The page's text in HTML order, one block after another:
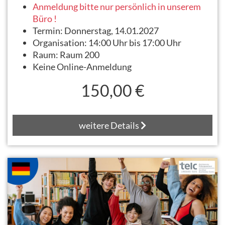
Anmeldung bitte nur persönlich in unserem
Büro !
Termin: Donnerstag, 14.01.2027
Organisation: 14:00 Uhr bis 17:00 Uhr
Raum: Raum 200
Keine Online-Anmeldung
150,00 €
weitere Details